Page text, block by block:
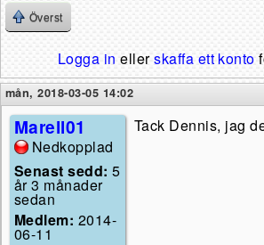
Överst
Logga in ellerskaffa ett konto
mån, 2018-03-05 14:02
Marell01
Nedkopplad
Senast sedd: 5
år 3 månader
sedan
Medlem: 2014-
06-11
Tack Dennis, jag